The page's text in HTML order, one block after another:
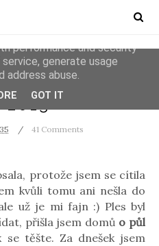
RANDOM
41 Comments
protože jsem se cítila
kvůli tomu ani nešla do
už je mi fajn :) Ples byl
přišla jsem domů o půl
těšte. Za dnešek jsem
Google to deliver its services
performance and security
generate usage
abuse.
GOT IT